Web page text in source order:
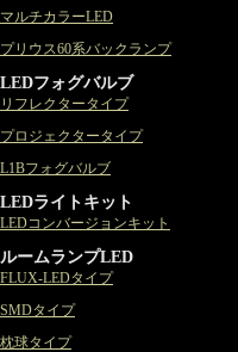
マルチカラーLED
プリウス60系バックランプ
LEDフォグバルブ
リフレクタータイプ
プロジェクタータイプ
L1Bフォグバルブ
LEDライトキット
LEDコンバージョンキット
ルームランプLED
FLUX-LEDタイプ
SMDタイプ
枕球タイプ